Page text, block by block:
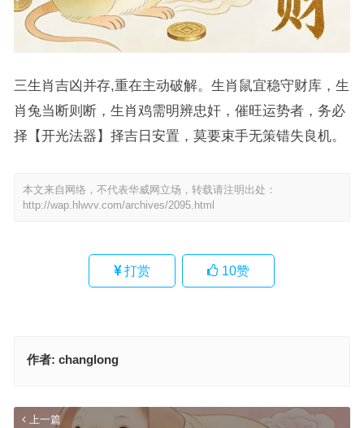
三生肖吉凶并存,重在主动破解。生肖鼠宜稳守财库，生
肖兔当断则断，生肖鸡需明辨忠奸，催旺运势者，务必
择【开光法器】择吉日安置，莫要束手无策错失良机。
本文来自网络，不代表华威网立场，转载请注明出处：
http://wap.hlwvv.com/archives/2095.html
打赏 10赞
作者: changlong
上一篇